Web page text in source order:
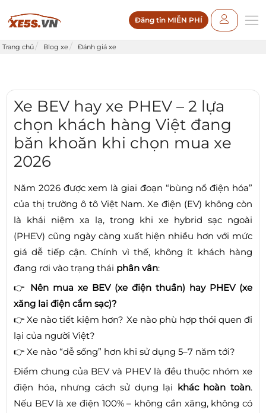
Đăng tin MIỄN PHÍ
Trang chủ Blog xe Đánh giá xe
Xe BEV hay xe PHEV – 2 lựa
chọn khách hàng Việt đang
băn khoăn khi chọn mua xe
2026
Năm 2026 được xem là giai đoạn “bùng nổ điện hóa”
của thị trường ô tô Việt Nam. Xe điện (EV) không còn
là khái niệm xa lạ, trong khi xe hybrid sạc ngoài
(PHEV) cũng ngày càng xuất hiện nhiều hơn với mức
giá dễ tiếp cận. Chính vì thế, không ít khách hàng
đang rơi vào trạng thái phân vân:
👉 Nên mua xe BEV (xe điện thuần) hay PHEV (xe
xăng lai điện cắm sạc)?
👉 Xe nào tiết kiệm hơn? Xe nào phù hợp thói quen đi
lại của người Việt?
👉 Xe nào “dễ sống” hơn khi sử dụng 5–7 năm tới?
Điểm chung của BEV và PHEV là đều thuộc nhóm xe
điện hóa, nhưng cách sử dụng lại khác hoàn toàn.
Nếu BEV là xe điện 100% – không cần xăng, không có